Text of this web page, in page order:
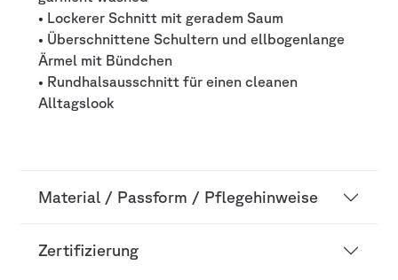
• Lockerer Schnitt mit geradem Saum
• Überschnittene Schultern und ellbogenlange
Ärmel mit Bündchen
• Rundhalsausschnitt für einen cleanen
Alltagslook
Material / Passform / Pflegehinweise
Zertifizierung